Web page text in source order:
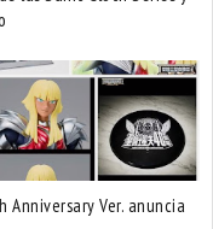
Ver. anuncia